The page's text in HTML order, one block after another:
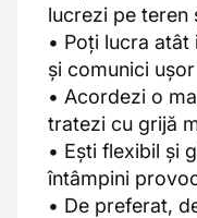
lucrezi pe teren
• Poți lucra atât
și comunici
• Acordezi o
tratezi cu grijă
• Ești flexibil și
întâmpini
• De preferat,